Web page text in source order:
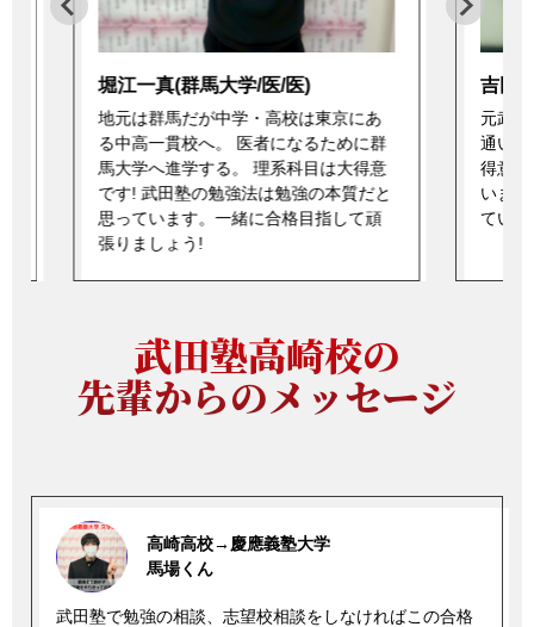
吉田彩(お茶の水女子/理)
元武田塾高崎校の塾生。武田塾に2年間
通い苦手な国語を克服。数学が好きで
得意だが苦手な科目の大変さも知って
います!一緒に苦手克服&得意を伸ばし
ていきましょう!
今井
育英
進学
子園
ても
強法
武田塾高崎校の
先輩からのメッセージ
高崎高校→慶應義塾大学
馬場くん
武田塾で勉強の相談、志望校相談をしなければこの合格